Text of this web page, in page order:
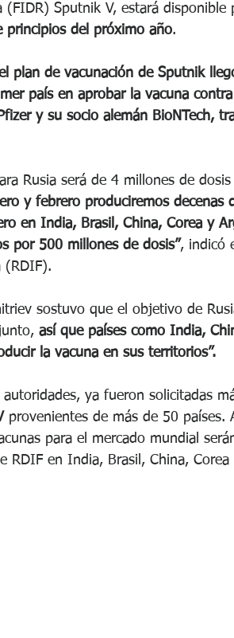
(FIDR) Sputnik V, estará
principios del próximo año.
plan de vacunación de Sputnik
país en aprobar la vacuna
y su socio alemán BioNTech,
Rusia será de 4 millones de
y febrero produciremos
en India, Brasil, China, Corea y
por 500 millones de dosis”, indicó
(RDIF).
sostuvo que el objetivo de
así que países como India,
la vacuna en sus territorios”.
autoridades, ya fueron solicitadas
provenientes de más de 50 países.
para el mercado mundial
RDIF en India, Brasil, China,